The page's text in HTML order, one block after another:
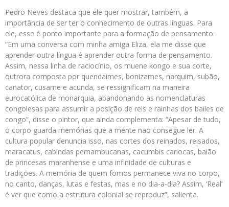
Pedro Neves destaca que ele quer mostrar, também, a
importância de ser ter o conhecimento de outras línguas. Para
ele, esse é ponto importante para a formação de pensamento.
“Em uma conversa com minha amiga Eliza, ela me disse que
aprender outra língua é aprender outra forma de pensamento.
Assim, nessa linha de raciocínio, os muene kongo e sua corte,
outrora composta por quendaimes, bonizames, narquim, subão,
canator, cusame e acunda, se ressignificam na maneira
eurocatólica de monarquia, abandonando as nomenclaturas
congolesas para assumir a posição de reis e rainhas dos bailes de
congo”, disse o pintor, que ainda complementa: “Apesar de tudo,
o corpo guarda memórias que a mente não consegue ler. A
cultura popular denuncia isso, nas cortes dos reinados, reisados,
maracatus, cabindas pernambucanas, cacumbis cariocas, baião
de princesas maranhense e uma infinidade de culturas e
tradições. A memória de quem fomos permanece viva no corpo,
no canto, danças, lutas e festas, mas e no dia-a-dia? Assim, ‘Real’
é ver que como a estrutura colonial se reproduz”, salienta.